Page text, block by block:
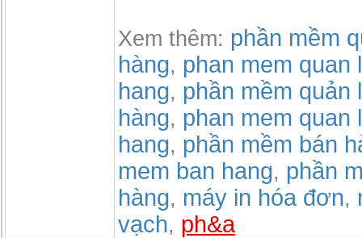
Xem thêm: phần mềm
hàng, phan mem quan
hang, phần mềm quản
hàng, phan mem quan
hang, phần mềm bán
mem ban hang, phần
hàng, máy in hóa đơn,
vạch, ph&a